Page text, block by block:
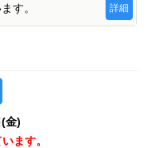
す。 詳細
金)
ます。